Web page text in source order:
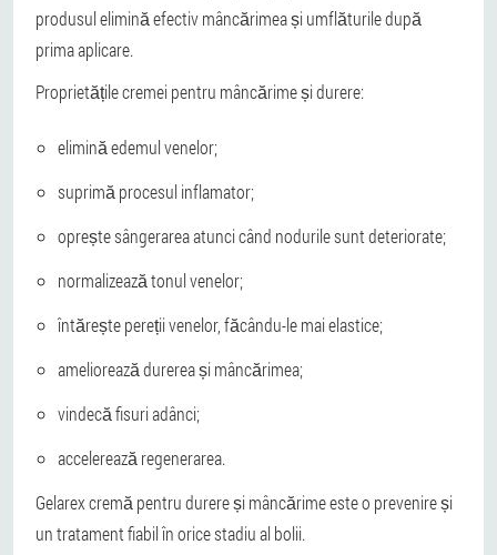
produsul elimină efectiv mâncărimea și umflăturile după
prima aplicare.
Proprietățile cremei pentru mâncărime și durere:
elimină edemul venelor;
suprimă procesul inflamator;
oprește sângerarea atunci când nodurile sunt deteriorate;
normalizează tonul venelor;
întărește pereții venelor, făcându-le mai elastice;
ameliorează durerea și mâncărimea;
vindecă fisuri adânci;
accelerează regenerarea.
Gelarex cremă pentru durere și mâncărime este o prevenire și
un tratament fiabil în orice stadiu al bolii.